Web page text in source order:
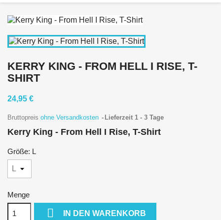
KERRY KING - FROM HELL I RISE, T-
SHIRT
24,95 €
Bruttopreis ohne Versandkosten Lieferzeit 1 - 3 Tage
Kerry King - From Hell I Rise, T-Shirt
Größe: L
Menge
 IN DEN WARENKORB